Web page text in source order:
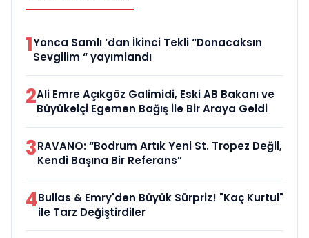
1Yonca Samlı ‘dan İkinci Tekli “Donacaksın
Sevgilim “ yayımlandı
2Ali Emre Açıkgöz Galimidi, Eski AB Bakanı ve
Büyükelçi Egemen Bağış ile Bir Araya Geldi
3RAVANO: “Bodrum Artık Yeni St. Tropez Değil,
Kendi Başına Bir Referans”
4Bullas & Emry'den Büyük Sürpriz! "Kaç Kurtul"
ile Tarz Değiştirdiler